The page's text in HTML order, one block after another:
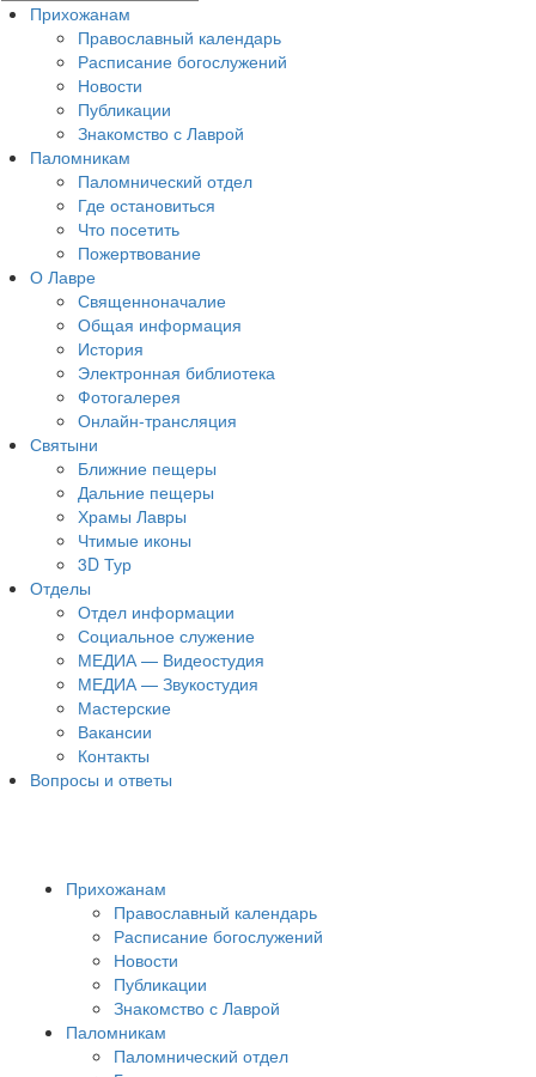
Прихожанам
Православный календарь
Расписание богослужений
Новости
Публикации
Знакомство с Лаврой
Паломникам
Паломнический отдел
Где остановиться
Что посетить
Пожертвование
О Лавре
Священноначалие
Общая информация
История
Электронная библиотека
Фотогалерея
Онлайн-трансляция
Святыни
Ближние пещеры
Дальние пещеры
Храмы Лавры
Чтимые иконы
3D Тур
Отделы
Отдел информации
Социальное служение
МЕДИА — Видеостудия
МЕДИА — Звукостудия
Мастерские
Вакансии
Контакты
Вопросы и ответы
Прихожанам
Православный календарь
Расписание богослужений
Новости
Публикации
Знакомство с Лаврой
Паломникам
Паломнический отдел